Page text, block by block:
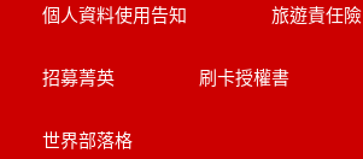
個人資料使用告知 旅遊責任險
招募菁英 刷卡授權書
世界部落格